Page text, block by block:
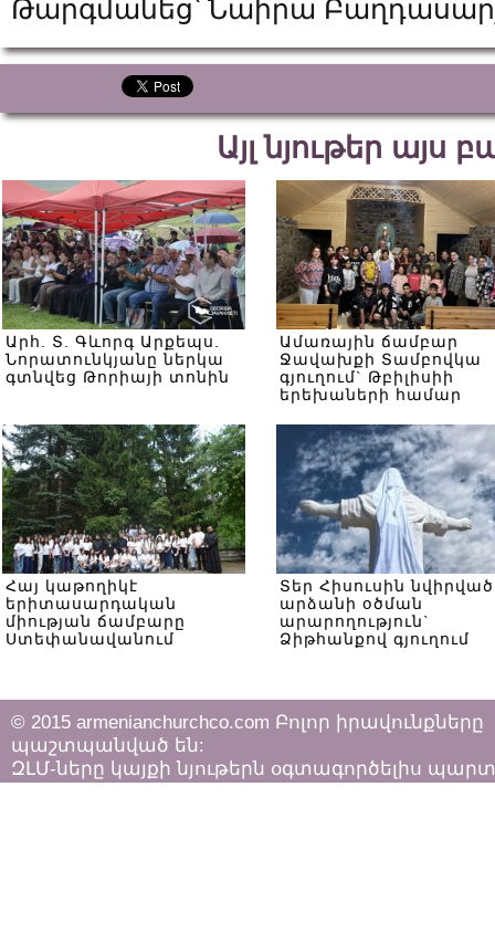
Թարգմանեց՝ Նաիրա
Այլ նյութեր այս
Արհ. Տ. Գևորգ Արքեպս.
Նորատունկյանը ներկա
գտնվեց Թորիայի տոնին
Ամառային ճամբար
Ջավախքի Տամբովկա
գյուղում` Թբիլիսիի
երեխաների համար
Հայ կաթողիկէ
երիտասարդական
միության ճամբարը
Ստեփանավանում
Տեր Հիսուսին նվիրված
արձանի օծման
արարողություն`
Ձիթհանքով գյուղում
© 2015 armenianchurchco.com Բոլոր իրավունքները
պաշտպանված են:
ԶԼՄ-ները կայքի նյութերն օգտագործելիս